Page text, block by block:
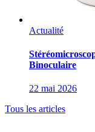
Actualité
Binoculaire
22 mai 2026
Tous les articles